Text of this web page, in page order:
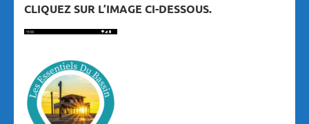
CLIQUEZ SUR L’IMAGE CI-DESSOUS.